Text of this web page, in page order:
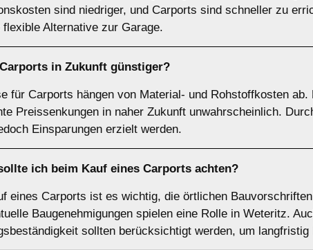
sind niedriger, und Carports sind schneller zu
flexible Alternative zur Garage.
in Zukunft günstiger?
für Carports hängen von Material- und Rohstoffkosten
Preissenkungen in naher Zukunft unwahrscheinlich.
Einsparungen erzielt werden.
ich beim Kauf eines Carports achten?
eines Carports ist es wichtig, die örtlichen
Baugenehmigungen spielen eine Rolle in Weteritz.
sollten berücksichtigt werden, um langfristig